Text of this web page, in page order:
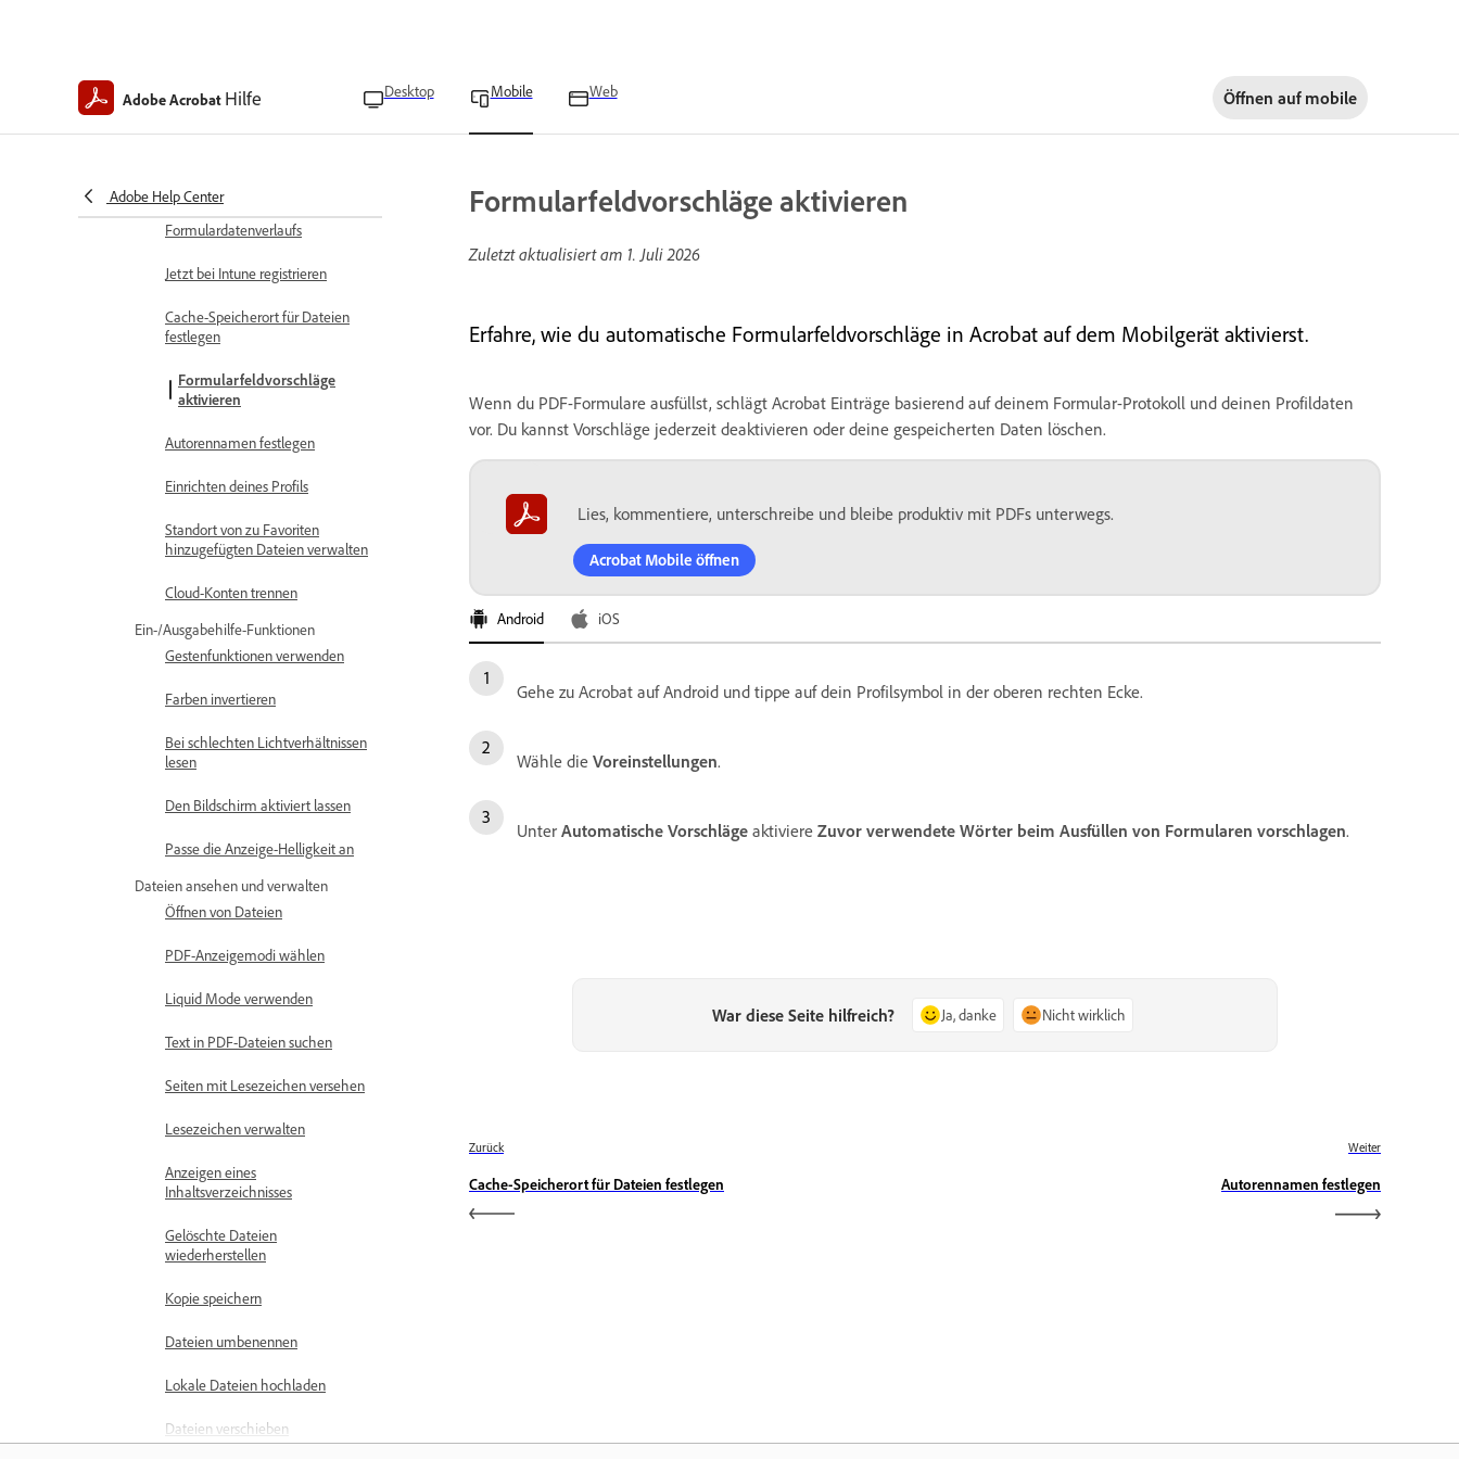
Adobe Acrobat Hilfe Desktop Mobile Web Öffnen auf mobile
Adobe Help Center
Anwendungseinstellungen
Löschen des
Formulardatenverlaufs
Jetzt bei Intune registrieren
Cache-Speicherort für Dateien
festlegen
Formularfeldvorschläge
aktivieren
Autorennamen festlegen
Einrichten deines Profils
Standort von zu Favoriten
hinzugefügten Dateien verwalten
Cloud-Konten trennen
Ein-/Ausgabehilfe-Funktionen
Gestenfunktionen verwenden
Farben invertieren
Bei schlechten Lichtverhältnissen
lesen
Den Bildschirm aktiviert lassen
Passe die Anzeige-Helligkeit an
Dateien ansehen und verwalten
Öffnen von Dateien
PDF-Anzeigemodi wählen
Liquid Mode verwenden
Text in PDF-Dateien suchen
Seiten mit Lesezeichen versehen
Lesezeichen verwalten
Anzeigen eines
Inhaltsverzeichnisses
Gelöschte Dateien
wiederherstellen
Kopie speichern
Dateien umbenennen
Lokale Dateien hochladen
Dateien verschieben
Formularfeldvorschläge aktivieren
Zuletzt aktualisiert am 1. Juli 2026
Erfahre, wie du automatische Formularfeldvorschläge in Acrobat auf dem Mobilgerät aktivierst.
Wenn du PDF-Formulare ausfüllst, schlägt Acrobat Einträge basierend auf deinem Formular-Protokoll und deinen Profildaten
vor. Du kannst Vorschläge jederzeit deaktivieren oder deine gespeicherten Daten löschen.
Lies, kommentiere, unterschreibe und bleibe produktiv mit PDFs unterwegs.
Acrobat Mobile öffnen
Android iOS
Gehe zu Acrobat auf Android und tippe auf dein Profilsymbol in der oberen rechten Ecke.
Wähle die Voreinstellungen.
Unter Automatische Vorschläge aktiviere Zuvor verwendete Wörter beim Ausfüllen von Formularen vorschlagen.
War diese Seite hilfreich? Ja, danke Nicht wirklich
Zurück
Cache-Speicherort für Dateien festlegen
Weiter
Autorennamen festlegen